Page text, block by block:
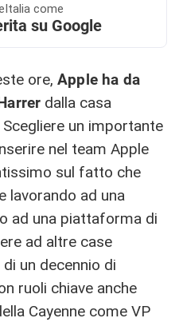
come
su Google
ore, Apple ha da
dalla casa
un importante
nel team Apple
sul fatto che
lavorando ad una
ad una piattaforma di
ad altre case
un decennio di
ruoli chiave anche
Cayenne come VP